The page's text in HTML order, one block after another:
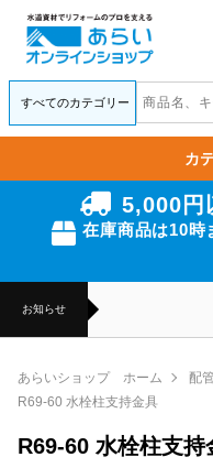
5,000円
在庫商品は10時
お知らせ
カ
あらいショップ ホーム 配
R69-60 水栓柱支持金具
R69-60 水栓柱支持